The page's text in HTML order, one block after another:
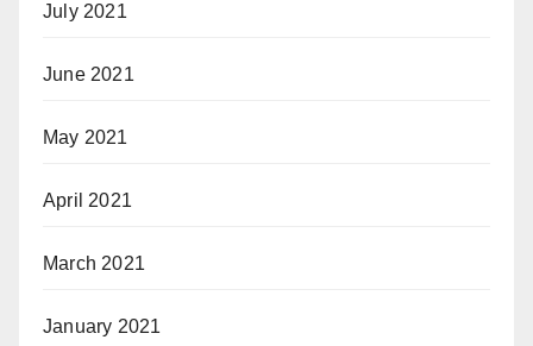
July 2021
June 2021
May 2021
April 2021
March 2021
January 2021